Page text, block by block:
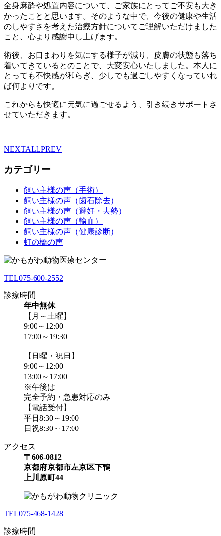
全身麻酔や処置内容について、ご家族にとってご不安も大き
かったことと思います。そのような中で、今後の健康や生活
のしやすさを考えた治療方針についてご理解いただけました
こと、心より感謝申し上げます。
術後、お口まわりを気にする様子が減り、皮膚の状態も落ち
着いてきているとのことで、大変安心いたしました。本人に
とっても不快感が和らぎ、少しでも過ごしやすくなっていれ
ば何よりです。
これからも快適に元気に過ごせるよう、引き続きサポートさ
せていただきます。
NEXTALLPREV
カテゴリー
飼い主様の声（手術）
飼い主様の声（歯石除去）
飼い主様の声（避妊・去勢）
飼い主様の声（輸血）
飼い主様の声（健康診断）
虹の橋の声
TEL075-600-2552
診療時間
年中無休
【月～土曜】
9:00～12:00
17:00～19:30
【日曜・祝日】
9:00～12:00
13:00～17:00
※午後は
完全予約・急患対応のみ
【電話受付】
平日8:30～19:00
日祝8:30～17:00
アクセス
〒606-0812
京都府京都市左京区下鴨
上川原町44
TEL075-468-1428
診療時間